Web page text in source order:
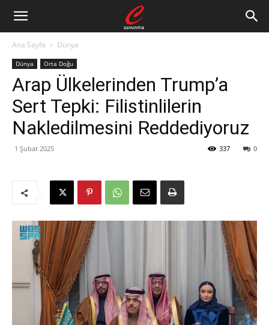
Ana Sayfa Dünya
Dünya Orta Doğu
Arap Ülkelerinden Trump’a
Sert Tepki: Filistinlilerin
Nakledilmesini Reddediyoruz
1 Şubat 2025 0
337